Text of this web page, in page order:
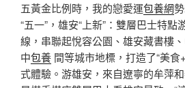
五黃金比例時，我的戀愛運包養網
“五一”，雄安“上新”：雙層巴士特點
線，串聯起悅容公園、雄安藏書樓
中包養 間等城市地標，打造了“美
式體驗。游雄安，來自遼寧的牟萍